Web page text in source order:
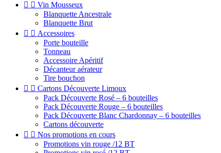
  Vin Mousseux
Blanquette Ancestrale
Blanquette Brut
  Accessoires
Porte bouteille
Tonneau
Accessoire Apéritif
Décanteur aérateur
Tire bouchon
  Cartons Découverte Limoux
Pack Découverte Rosé – 6 bouteilles
Pack Découverte Rouge – 6 bouteilles
Pack Découverte Blanc Chardonnay – 6 bouteilles
Cartons découverte
  Nos promotions en cours
Promotions vin rouge /12 BT